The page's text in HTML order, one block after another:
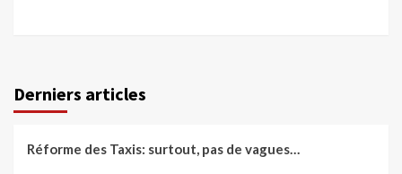
Derniers articles
Réforme des Taxis: surtout, pas de vagues…